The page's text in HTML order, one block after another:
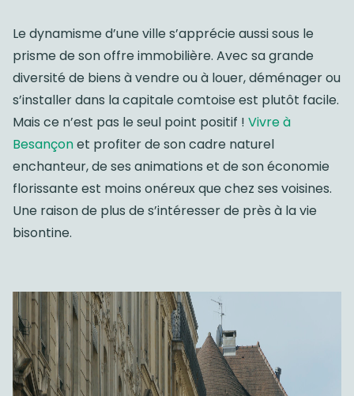
Le dynamisme d’une ville s’apprécie aussi sous le
prisme de son offre immobilière. Avec sa grande
diversité de biens à vendre ou à louer, déménager ou
s’installer dans la capitale comtoise est plutôt facile.
Mais ce n’est pas le seul point positif ! Vivre à
Besançonet profiter de son cadre naturel
enchanteur, de ses animations et de son économie
florissante est moins onéreux que chez ses voisines.
Une raison de plus de s’intéresser de près à la vie
bisontine.